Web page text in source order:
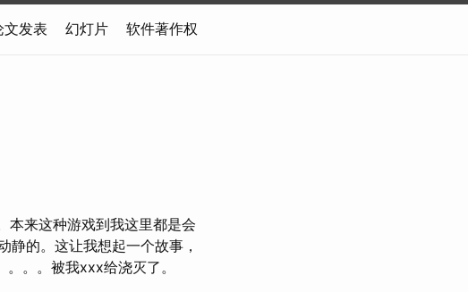
文发表 幻灯片 软件著作权
本来这种游戏到我这里都是会
的。这让我想起一个故事，
。。被我xxx给浇灭了。